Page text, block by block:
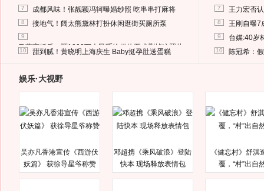
7 成都风味！张靓颖冯轲曝婚纱照 吃串串打麻将
8 接地气！阔太熊黛林打扮休闲逛街买厕所泵
9
马蓉离婚后，砸1000万人民币给媒体要求删掉这照片
10 甜到腻！黄晓明上海庆生 Baby挺孕肚送蛋糕
7 王力宏否
8 王刚自曝7
9 台媒:40岁
10 陈冠希：
娱乐·大视野
吴亦凡香港宣传《西游伏
妖篇》 获徐导星爷称赞
邓超携《乘风破浪》登陆
快本 现场释放表情包
《健忘村》舒淇
覆，“村”出自